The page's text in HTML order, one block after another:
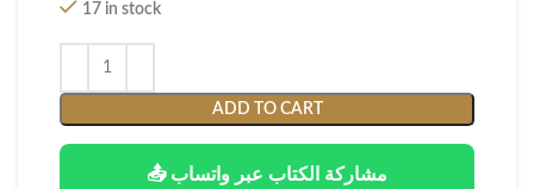
17 in stock
ADD TO CART
📤 مشاركة الكتاب عبر واتساب